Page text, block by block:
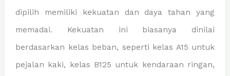
dipilih memiliki kekuatan dan daya tahan yang
memadai. Kekuatan ini biasanya dinilai
berdasarkan kelas beban, seperti kelas A15 untuk
pejalan kaki, kelas B125 untuk kendaraan ringan,